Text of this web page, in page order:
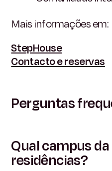
Mais informações em:
StepHouse
Contacto e reservas
Perguntas
Qual campus
residências?